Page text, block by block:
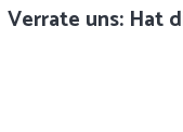
Verrate uns: Hat